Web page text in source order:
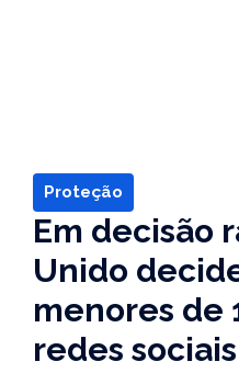
Proteção
Em decisão
Unido
menores de
redes sociais